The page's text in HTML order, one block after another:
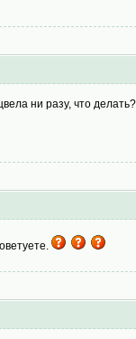
ни разу, что